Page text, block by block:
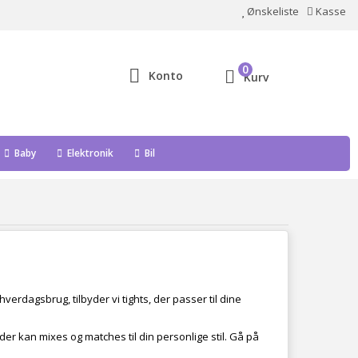
Ønskeliste Kasse
Konto Kurv
0
Baby Elektronik Bil
tilbyder vi tights, der passer til dine
kan mixes og matches til din personlige stil. Gå på